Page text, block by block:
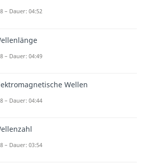
– Dauer: 04:52
– Dauer: 04:49
Wellen
– Dauer: 04:44
– Dauer: 03:54